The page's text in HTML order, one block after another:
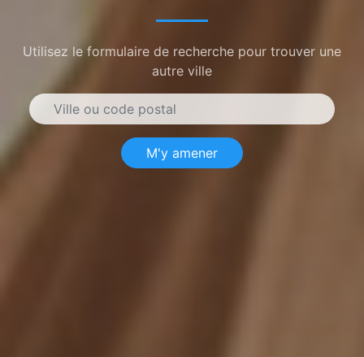
Utilisez le formulaire de recherche pour trouver une
autre ville
M'y amener